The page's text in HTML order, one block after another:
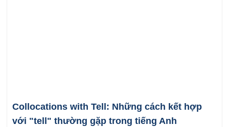
Collocations with Tell: Những cách kết hợp
với "tell" thường gặp trong tiếng Anh